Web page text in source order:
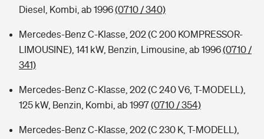
Diesel, Kombi, ab 1996(0710 / 340)
Mercedes-Benz C-Klasse, 202 (C 200 KOMPRESSOR-
LIMOUSINE), 141 kW, Benzin, Limousine, ab 1996(0710 /
341)
Mercedes-Benz C-Klasse, 202 (C 240 V6, T-MODELL),
125 kW, Benzin, Kombi, ab 1997(0710 / 354)
Mercedes-Benz C-Klasse, 202 (C 230 K, T-MODELL),